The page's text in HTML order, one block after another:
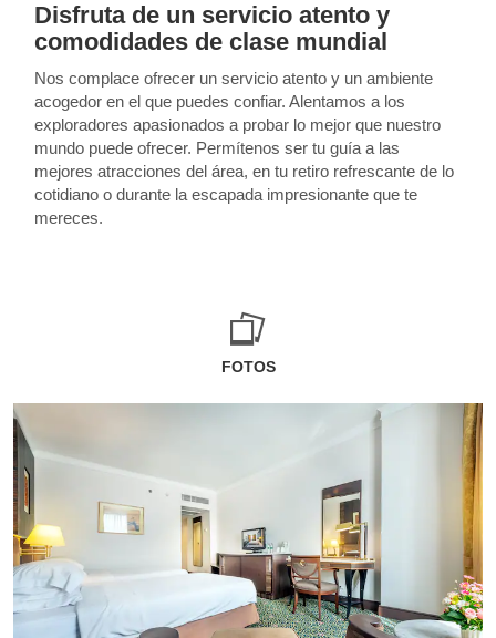
Disfruta de un servicio atento y
comodidades de clase mundial
Nos complace ofrecer un servicio atento y un ambiente
acogedor en el que puedes confiar. Alentamos a los
exploradores apasionados a probar lo mejor que nuestro
mundo puede ofrecer. Permítenos ser tu guía a las
mejores atracciones del área, en tu retiro refrescante de lo
cotidiano o durante la escapada impresionante que te
mereces.
FOTOS